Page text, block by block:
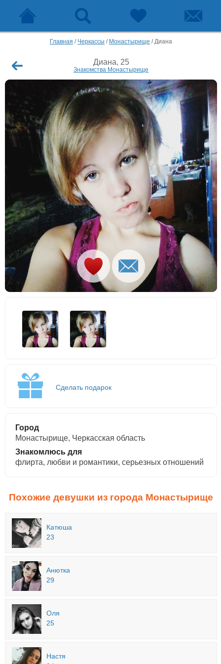
Главная / Черкассы / Монастырище /Диана
Диана, 25
Знакомства Монастырище
Сделать подарок
Город
Монастырище, Черкасская область
Знакомлюсь для
флирта, любви и романтики, cерьезных отношений
Похожие девушки из города Монастырище
Катюша
23
Анютка
29
Оля
25
Настя